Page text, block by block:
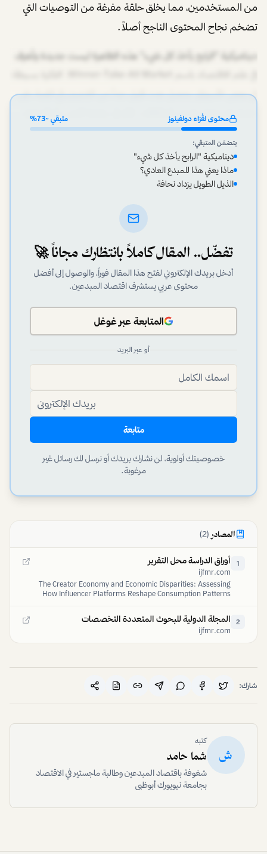
من المستخدمين، مما يخلق حلقة مفرغة من التوصيات التي
تضخم نجاح المحتوى الناجح أصلاً.
ديناميكية "الرابح يأخذ كل شيء" هذه الظاهرة ليست جديدة وتُعرف
في بعض الأسواق، يحصل عدد قليل جداً من اللاعبين في القمة على
حصة غير متناسبة من المكافآت. فكر في رياضة التنس أو التمثيل،
محتوى لقُرّاء دولفينوز متبقي ~73
%
يتضمّن المتبقي:
ديناميكية "الرابح يأخذ كل شيء"
ماذا يعني هذا للمبدع العادي؟
الذيل الطويل يزداد نحافة
تفضّل.. المقال كاملاً بانتظارك مجاناً 🚀
أدخل بريدك الإلكتروني لفتح هذا المقال فوراً، والوصول إلى أفضل
محتوى عربي يستشرف اقتصاد المبدعين.
المتابعة عبر غوغل
أو عبر البريد
متابعة
خصوصيتك أولوية، لن نشارك بريدك أو نرسل لك رسائل غير
مرغوبة.
المصادر (
2
)
1 أوراق الدراسة محل التقرير
ijfmr.com
The Creator Economy and Economic Disparities: Assessing
How Influencer Platforms Reshape Consumption Patterns
2 المجلة الدولية للبحوث المتعددة التخصصات
ijfmr.com
شارك:
ش
كتبه
شما حامد
شغوفة باقتصاد المبدعين وطالبة ماجستير في الاقتصاد
بجامعة نيويورك أبوظبي